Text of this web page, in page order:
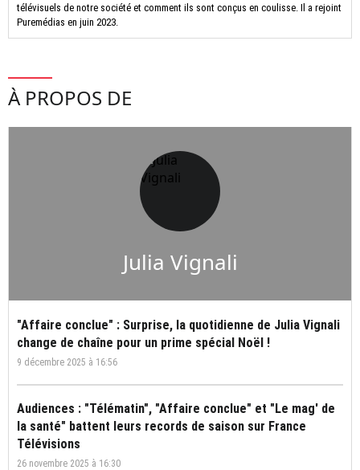
télévisuels de notre société et comment ils sont conçus en coulisse. Il a rejoint
Puremédias en juin 2023.
À PROPOS DE
Julia Vignali
"Affaire conclue" : Surprise, la quotidienne de Julia Vignali
change de chaîne pour un prime spécial Noël !
9 décembre 2025 à 16:56
Audiences : "Télématin", "Affaire conclue" et "Le mag' de
la santé" battent leurs records de saison sur France
Télévisions
26 novembre 2025 à 16:30